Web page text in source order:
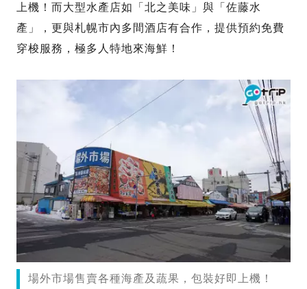
上機！而大型水產店如「北之美味」與「佐藤水
產」，更與札幌市內多間酒店有合作，提供預約免費
穿梭服務，極多人特地來海鮮！
場外市場售賣各種海產及蔬果，包裝好即上機！